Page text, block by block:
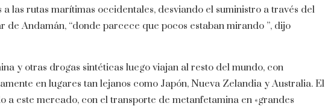
las rutas marítimas occidentales, desviando el suministro a través del
Andamán, “donde parcece que pocos estaban mirando ”, dijo
y otras drogas sintéticas luego viajan al resto del mundo, con
en lugares tan lejanos como Japón, Nueva Zelandia y Australia. El
a este mercado, con el transporte de metanfetamina en «grandes